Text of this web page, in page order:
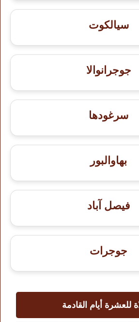
سيالكوت
جوجرانوالا
سرغودها
بهاوالبور
فيصل آباد
جوجرات
للعشرة أيام القادمة